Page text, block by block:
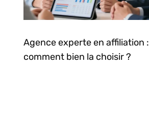
Agence experte en affiliation :
comment bien la choisir ?